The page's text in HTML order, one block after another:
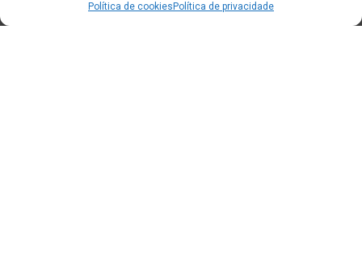
Política de cookies Política de privacidade